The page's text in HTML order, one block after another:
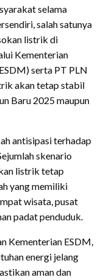
selama
salah satunya
listrik di
Kementerian
serta PT PLN
akan tetap stabil
Baru 2025 maupun
antisipasi terhadap
skenario
listrik tetap
yang memiliki
wisata, pusat
padat penduduk.
Kementerian ESDM,
energi jelang
aman dan